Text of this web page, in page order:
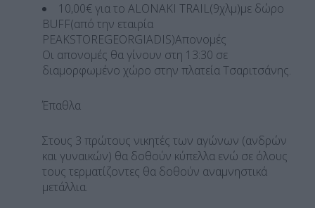
10,00€ για το ALONAKI TRAIL(9χλμ)με δώρο
BUFF(από την εταιρία
PEAKSTOREGEORGIADIS)Απονομές
Οι απονομές θα γίνουν στη 13:30 σε
διαμορφωμένο χώρο στην πλατεία Τσαριτσάνης.
Έπαθλα
Στους 3 πρώτους νικητές των αγώνων (ανδρών
και γυναικών) θα δοθούν κύπελλα ενώ σε όλους
τους τερματίζοντες θα δοθούν αναμνηστικά
μετάλλια.